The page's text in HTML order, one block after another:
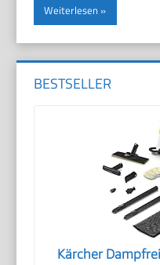
Weiterlesen
BESTSELLER
Kärcher